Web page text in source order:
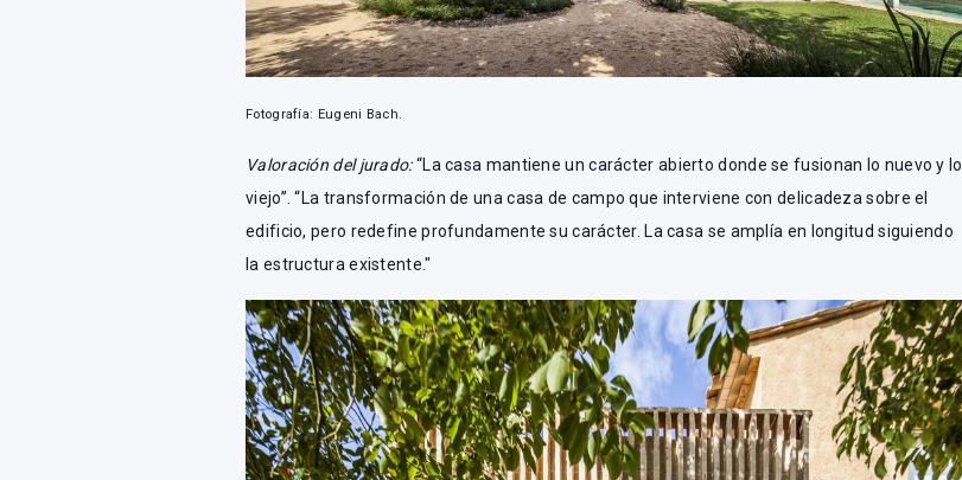
Fotografía: Eugeni Bach.
Valoración del jurado:“La casa mantiene un carácter abierto donde se fusionan lo nuevo y lo
viejo”. “La transformación de una casa de campo que interviene con delicadeza sobre el
edificio, pero redefine profundamente su carácter. La casa se amplía en longitud siguiendo
la estructura existente."